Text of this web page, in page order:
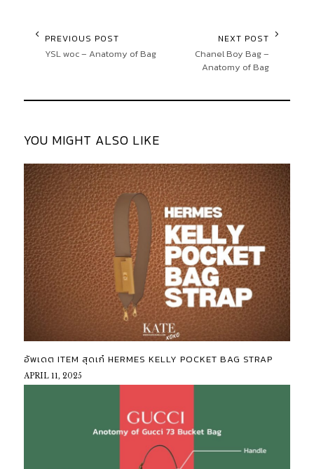
PREVIOUS POST
YSL woc – Anatomy of Bag
NEXT POST
Chanel Boy Bag –
Anatomy of Bag
YOU MIGHT ALSO LIKE
อัพเดต ITEM สุดเก๋ HERMES KELLY POCKET BAG STRAP
APRIL 11, 2025